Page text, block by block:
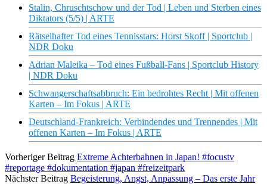
Stalin, Chruschtschow und der Tod | Leben und Sterben eines
Diktators (5/5) | ARTE
Rätselhafter Tod eines Tennisstars: Horst Skoff | Sportclub |
NDR Doku
Adrian Maleika – Tod eines Fußball-Fans | Sportclub History
| NDR Doku
Schwangerschaftsabbruch: Ein bedrohtes Recht | Mit offenen
Karten – Im Fokus | ARTE
Deutschland-Frankreich: Verbindendes und Trennendes | Mit
offenen Karten – Im Fokus | ARTE
Vorheriger Beitrag Extreme Achterbahnen in Japan! #focustv
#reportage #dokumentation #japan #freizeitpark
Nächster Beitrag Begeisterung, Angst, Anpassung – Das erste Jahr